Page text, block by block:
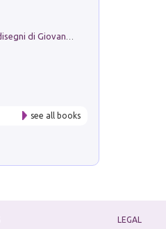
see all books
LEGAL